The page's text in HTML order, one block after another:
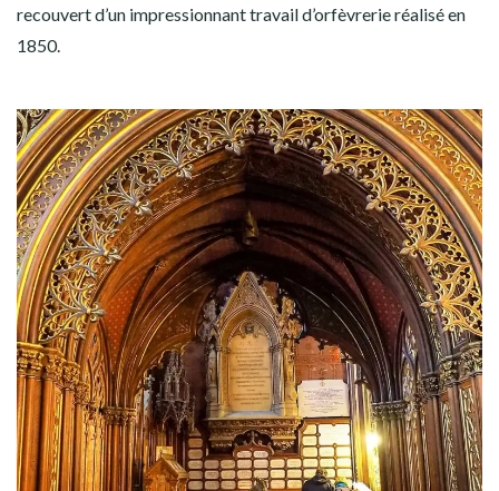
recouvert d’un impressionnant travail d’orfèvrerie réalisé en
1850.